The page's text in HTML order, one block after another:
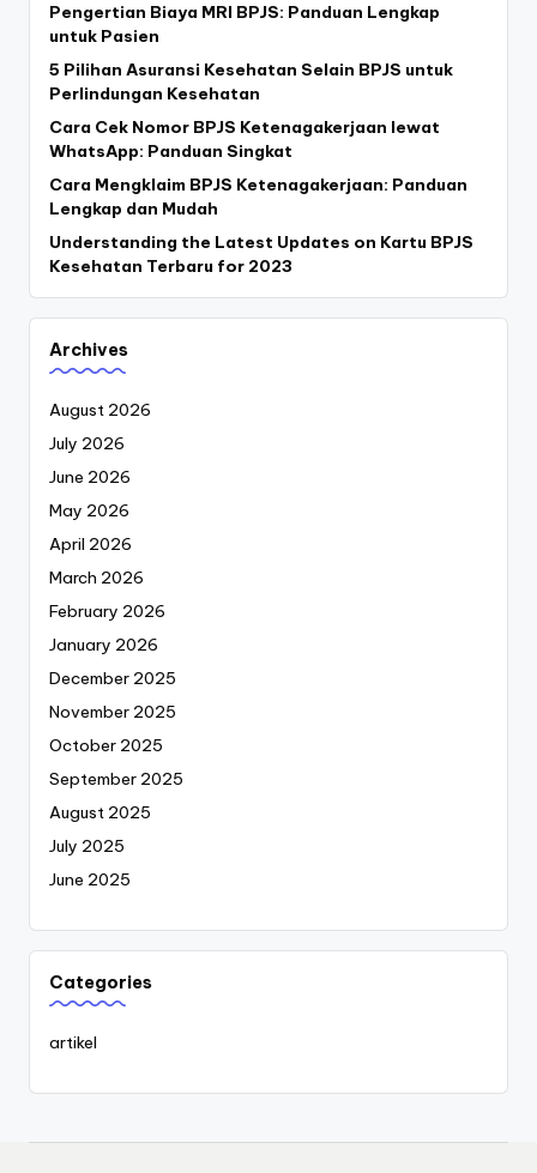
Pengertian Biaya MRI BPJS: Panduan Lengkap
untuk Pasien
5 Pilihan Asuransi Kesehatan Selain BPJS untuk
Perlindungan Kesehatan
Cara Cek Nomor BPJS Ketenagakerjaan lewat
WhatsApp: Panduan Singkat
Cara Mengklaim BPJS Ketenagakerjaan: Panduan
Lengkap dan Mudah
Understanding the Latest Updates on Kartu BPJS
Kesehatan Terbaru for 2023
Archives
August 2026
July 2026
June 2026
May 2026
April 2026
March 2026
February 2026
January 2026
December 2025
November 2025
October 2025
September 2025
August 2025
July 2025
June 2025
Categories
artikel